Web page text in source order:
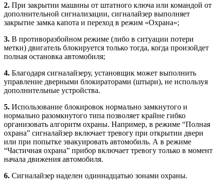
2. При закрытии машины от штатного ключа или командой от
дополнительной сигнализации, сигналайзер выполняет
закрытие замка капота и переход в режим «Охрана»;
3. В противоразбойном режиме (либо в ситуации потери
метки) двигатель блокируется только тогда, когда произойдет
полная остановка автомобиля;
4. Благодаря сигналайзеру, установщик может выполнить
управление дверными блокираторами (штыри), не используя
дополнительные устройства.
5. Использование блокировок нормально замкнутого и
нормально разомкнутого типа позволяет крайне гибко
организовать алгоритм охраны. Например, в режиме “Полная
охрана” сигналайзер включает тревогу при открытии двери
или при попытке эвакуировать автомобиль. А в режиме
“Частичная охрана” прибор включает тревогу только в момент
начала движения автомобиля.
6. Сигналайзер наделен одиннадцатью зонами охраны.